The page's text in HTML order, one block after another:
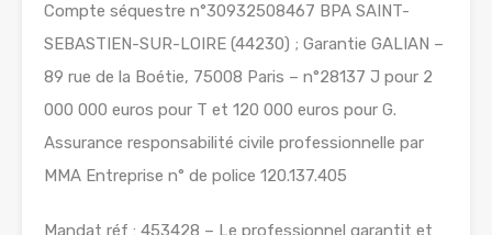
Compte séquestre n°30932508467 BPA SAINT-
SEBASTIEN-SUR-LOIRE (44230) ; Garantie GALIAN –
89 rue de la Boétie, 75008 Paris – n°28137 J pour 2
000 000 euros pour T et 120 000 euros pour G.
Assurance responsabilité civile professionnelle par
MMA Entreprise n° de police 120.137.405
Mandat réf : 453428 – Le professionnel garantit et